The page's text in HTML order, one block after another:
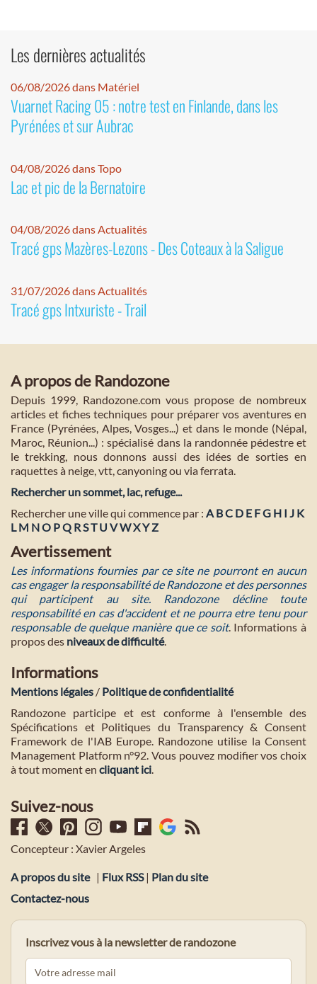
Les dernières actualités
06/08/2026 dans Matériel
Vuarnet Racing 05 : notre test en Finlande, dans les
Pyrénées et sur Aubrac
04/08/2026 dans Topo
Lac et pic de la Bernatoire
04/08/2026 dans Actualités
Tracé gps Mazères-Lezons - Des Coteaux à la Saligue
31/07/2026 dans Actualités
Tracé gps Intxuriste - Trail
A propos de Randozone
Depuis 1999, Randozone.com vous propose de nombreux
articles et fiches techniques pour préparer vos aventures en
France (Pyrénées, Alpes, Vosges...) et dans le monde (Népal,
Maroc, Réunion...) : spécialisé dans la randonnée pédestre et
le trekking, nous donnons aussi des idées de sorties en
raquettes à neige, vtt, canyoning ou via ferrata.
Rechercher un sommet, lac, refuge...
Rechercher une ville qui commence par : A BC D E FG H I J K
L M NO PQ RST U VWXYZ
Avertissement
Les informations fournies par ce site ne pourront en aucun
cas engager la responsabilité de Randozone et des personnes
qui participent au site. Randozone décline toute
responsabilité en cas d'accident et ne pourra etre tenu pour
responsable de quelque manière que ce soit. Informations à
propos des niveaux de difficulté.
Informations
Mentions légales / Politique de confidentialité
Randozone participe et est conforme à l'ensemble des
Spécifications et Politiques du Transparency & Consent
Framework de l'IAB Europe. Randozone utilise la Consent
Management Platform n°92. Vous pouvez modifier vos choix
à tout moment en cliquant ici.
Suivez-nous
Concepteur : Xavier Argeles
A propos du site | Flux RSS| Plan du site
Contactez-nous
Inscrivez vous à la newsletter de randozone